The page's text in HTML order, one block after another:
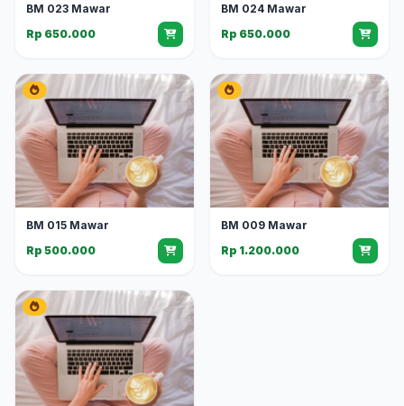
BM 023 Mawar
Rp 650.000
BM 024 Mawar
Rp 650.000
BM 015 Mawar
Rp 500.000
BM 009 Mawar
Rp 1.200.000